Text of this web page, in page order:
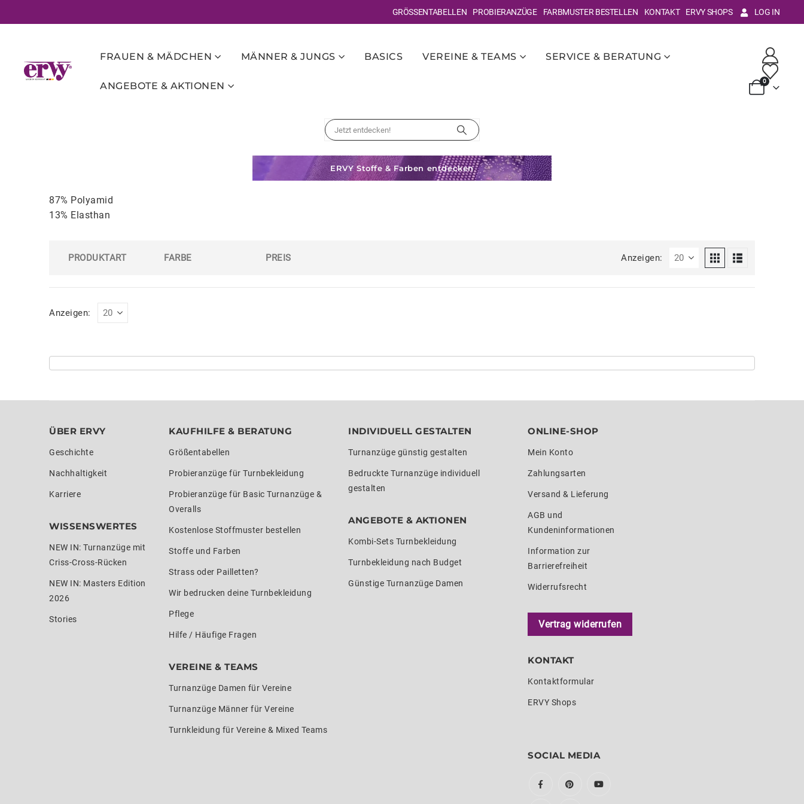
GRÖSSENTABELLEN PROBIERANZÜGE FARBMUSTER BESTELLEN KONTAKT ERVY SHOPS LOG IN
FRAUEN & MÄDCHEN MÄNNER & JUNGS BASICS VEREINE & TEAMS SERVICE & BERATUNG
ANGEBOTE & AKTIONEN 0
ERVY Stoffe & Farben entdecken
87% Polyamid
13% Elasthan
PRODUKTART FARBE PREIS Anzeigen:
Anzeigen:
ÜBER ERVY
Geschichte
Nachhaltigkeit
Karriere
WISSENSWERTES
NEW IN: Turnanzüge mit
Criss-Cross-Rücken
NEW IN: Masters Edition
2026
Stories
KAUFHILFE & BERATUNG
Größentabellen
Probieranzüge für Turnbekleidung
Probieranzüge für Basic Turnanzüge &
Overalls
Kostenlose Stoffmuster bestellen
Stoffe und Farben
Strass oder Pailletten?
Wir bedrucken deine Turnbekleidung
Pflege
Hilfe / Häufige Fragen
VEREINE & TEAMS
Turnanzüge Damen für Vereine
Turnanzüge Männer für Vereine
Turnkleidung für Vereine & Mixed Teams
INDIVIDUELL GESTALTEN
Turnanzüge günstig gestalten
Bedruckte Turnanzüge individuell
gestalten
ANGEBOTE & AKTIONEN
Kombi-Sets Turnbekleidung
Turnbekleidung nach Budget
Günstige Turnanzüge Damen
ONLINE-SHOP
Mein Konto
Zahlungsarten
Versand & Lieferung
AGB und
Kundeninformationen
Information zur
Barrierefreiheit
Widerrufsrecht
Vertrag widerrufen
KONTAKT
Kontaktformular
ERVY Shops
SOCIAL MEDIA